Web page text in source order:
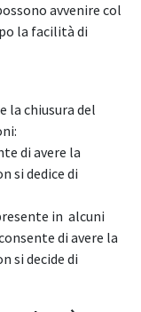
avvenire col
la facilità di
la chiusura del
di avere la
si dedice di
in alcuni
di avere la
si decide di